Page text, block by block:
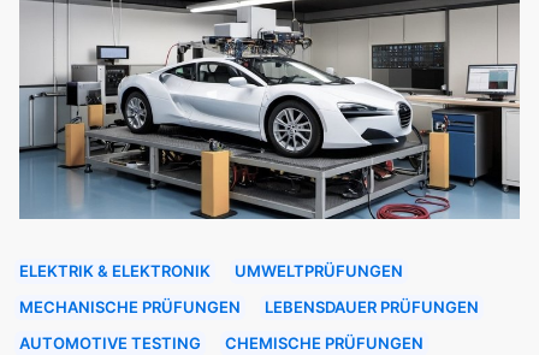
ELEKTRIK & ELEKTRONIK
UMWELTPRÜFUNGEN
MECHANISCHE PRÜFUNGEN
LEBENSDAUER PRÜFUNGEN
AUTOMOTIVE TESTING
CHEMISCHE PRÜFUNGEN